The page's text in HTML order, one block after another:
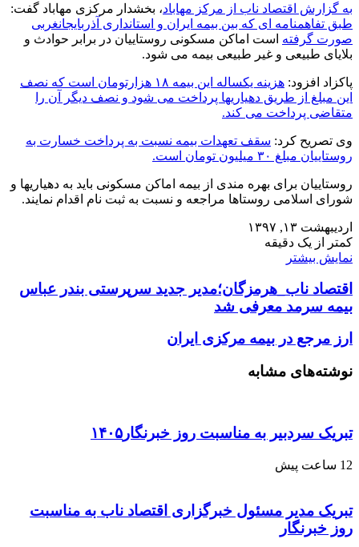
به گزارش اقتصاد ناب از مرکز مهاباد، بخشدار مرکزی مهاباد گفت:
طبق تفاهمنامه ای که بین بیمه ایران و استانداری آذربایجانغربی
صورت گرفته است اماکن مسکونی روستاییان در برابر حوادث و
بلایای طبیعی و غیر طبیعی بیمه می شود.
پاکزاد افزود:
هزینه یکساله این بیمه ۱۸ هزارتومان است که نصف
این مبلغ از طریق دهیاریها پرداخت می شود و نصف دیگر آن را
متقاضی پرداخت می کند.
وی تصریح کرد: سقف تعهدات بیمه نسبت به پرداخت خسارت به
روستاییان مبلغ ۳۰ میلیون تومان است.
روستاییان برای بهره مندی از بیمه اماکن مسکونی باید به دهیاریها و
شورای اسلامی روستاها مراجعه و نسبت به ثبت نام اقدام نمایند.
اردیبهشت ۱۳, ۱۳۹۷
کمتر از یک دقیقه
نمایش بیشتر
اقتصاد ناب_هرمزگان؛مدیر جدید سرپرستی بندر عباس
بیمه سرمد معرفی شد
ارز مرجع در بیمه مرکزی ایران
نوشته‌های مشابه
تبریک سردبیر به مناسبت روز خبرنگار۱۴۰۵
12 ساعت پیش
تبریک مدیر مسئول خبرگزاری اقتصاد ناب به مناسبت
روز خبرنگار